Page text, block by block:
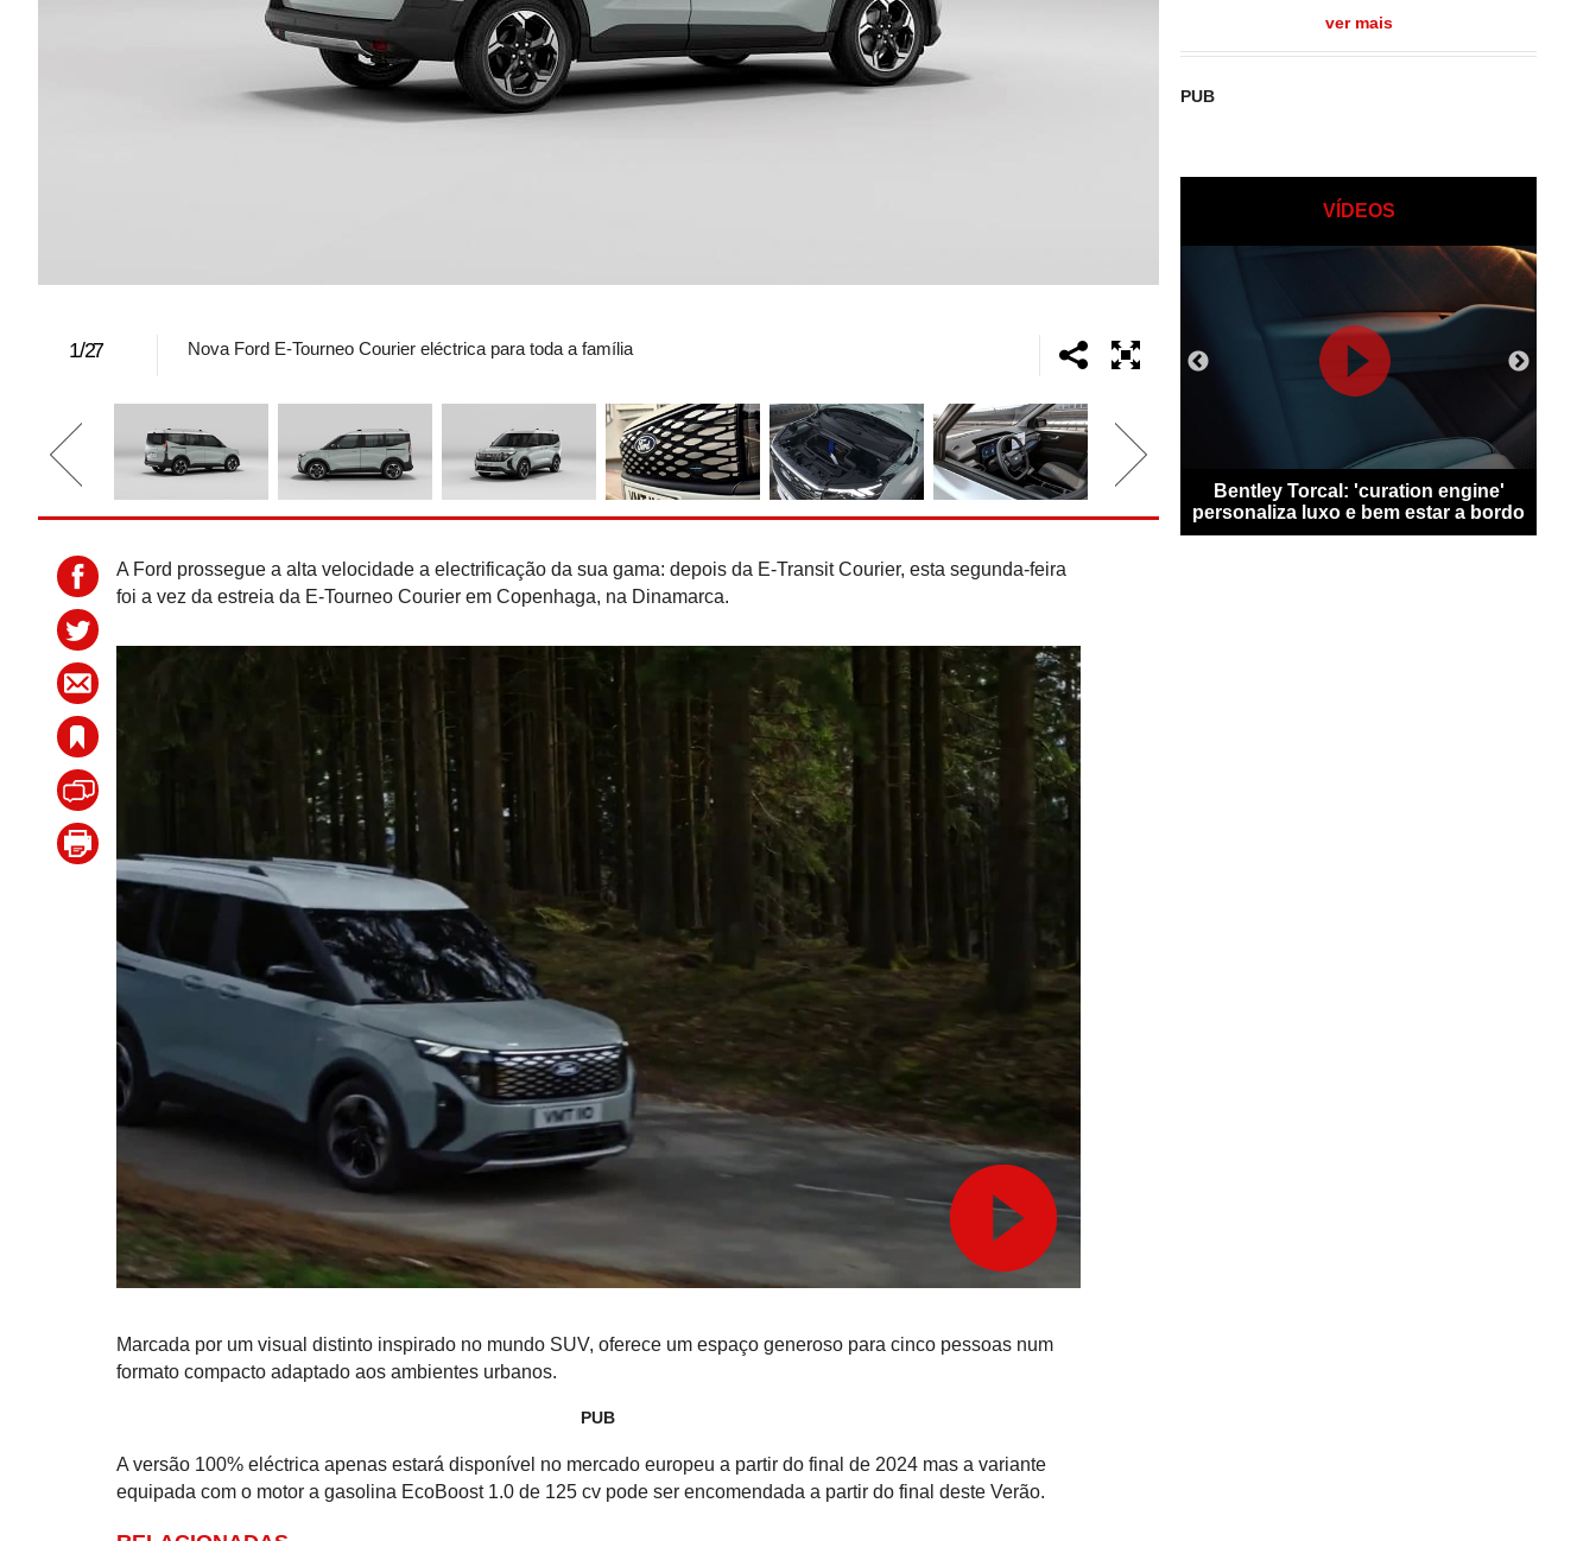
1/27 Nova Ford E-Tourneo Courier eléctrica para toda a família
A Ford prossegue a alta velocidade a electrificação da sua gama: depois da E-Transit Courier, esta segunda-feira
foi a vez da estreia da E-Tourneo Courier em Copenhaga, na Dinamarca.
Marcada por um visual distinto inspirado no mundo SUV, oferece um espaço generoso para cinco pessoas num
formato compacto adaptado aos ambientes urbanos.
PUB
A versão 100% eléctrica apenas estará disponível no mercado europeu a partir do final de 2024 mas a variante
equipada com o motor a gasolina EcoBoost 1.0 de 125 cv pode ser encomendada a partir do final deste Verão.
ver mais
PUB
VÍDEOS
Recorde do Guiness: Nissan Qashqai
e-Power ''rola'' 2.000 km sem
Bentley Torcal: 'curation engine'
personaliza luxo e bem estar a bordo